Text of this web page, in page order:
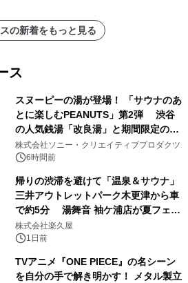
の新着をもっと見る
ス
スヌーピーの湯が登場！ 「サウナのあ
とに楽しむPEANUTS」第2弾 渋谷
の人気銭湯「改良湯」と期間限定のコ
ラボレーション サウナイキタイコラ
ボグッズも発売決定！
株式会社ソニー・クリエイティブプロダクツ
6時間前
帰りの渋滞を避けて「温泉＆サウナ」
三井アウトレットパーク木更津から車
で約5分 湯舞音 袖ケ浦店が夏フェア
メニューを提供
株式会社楽久屋
1日前
TVアニメ『ONE PIECE』の名シーン
を自分の手で解き明かす！ メタル製立